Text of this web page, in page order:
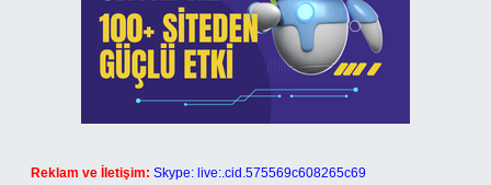
Reklam ve İletişim: Skype: live:.cid.575569c608265c69